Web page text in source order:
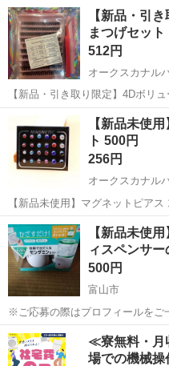
個セットです ばら売りしません 公式サイト見る限りシックハイドロシ
リーズの本体があれば...
富山 砺波市 油田駅 コ
【新品・引
まつげセッ
512円
オークスカナル
【新品・引き取り限定】4Dボリ
Seal付き） 自宅で簡単にまつげエクステができるセルフキットです✨
しっかりとしたボリューム感で、
ット内容】 ✔ ...
オークスカ
その他 ボリューム
【新品未使
ト 500円
256円
オークスカナル
【新品未使用】マグネットピアス 12ペア
🌟 穴あけ不要タイプ 🌟 4mm・
ストーン多数（赤・青・紫・クリア・ブラ
くて...
富山 富山市 オークスカ
その他 マグネット
【新品未使
ィスペンサー
500円
富山市
※ご応募の際はプロフィールをご一読ください
てくるモンダミンの自動ディス
せん) ・新品未使用(箱・電池・説明書付き) ・簡単に出てくる量の調整
富山 富山市 その他 モ
≪寮無料・月
場での機械